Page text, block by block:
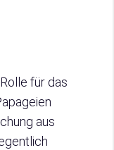
für das
aus